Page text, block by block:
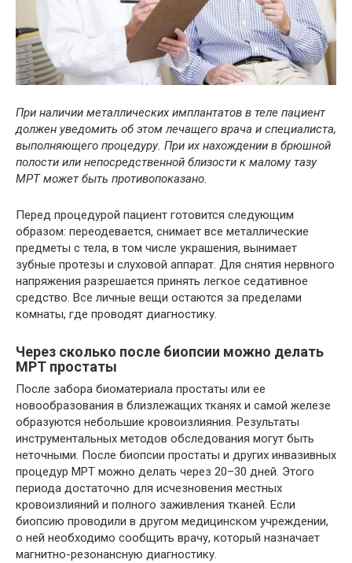
При наличии металлических имплантатов в теле пациент
должен уведомить об этом лечащего врача и специалиста,
выполняющего процедуру. При их нахождении в брюшной
полости или непосредственной близости к малому тазу
МРТ может быть противопоказано.
Перед процедурой пациент готовится следующим
образом: переодевается, снимает все металлические
предметы с тела, в том числе украшения, вынимает
зубные протезы и слуховой аппарат. Для снятия нервного
напряжения разрешается принять легкое седативное
средство. Все личные вещи остаются за пределами
комнаты, где проводят диагностику.
Через сколько после биопсии можно делать
МРТ простаты
После забора биоматериала простаты или ее
новообразования в близлежащих тканях и самой железе
образуются небольшие кровоизлияния. Результаты
инструментальных методов обследования могут быть
неточными. После биопсии простаты и других инвазивных
процедур МРТ можно делать через 20–30 дней. Этого
периода достаточно для исчезновения местных
кровоизлияний и полного заживления тканей. Если
биопсию проводили в другом медицинском учреждении,
о ней необходимо сообщить врачу, который назначает
магнитно-резонансную диагностику.